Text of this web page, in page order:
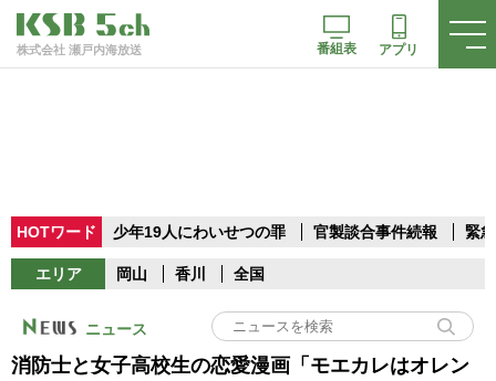
株式会社 瀬戸内海放送 番組表 アプリ
HOTワード 少年19人にわいせつの罪 官製談合事件続報 緊
エリア 岡山 香川 全国
ニュース
消防士と女子高校生の恋愛漫画「モエカレはオレン